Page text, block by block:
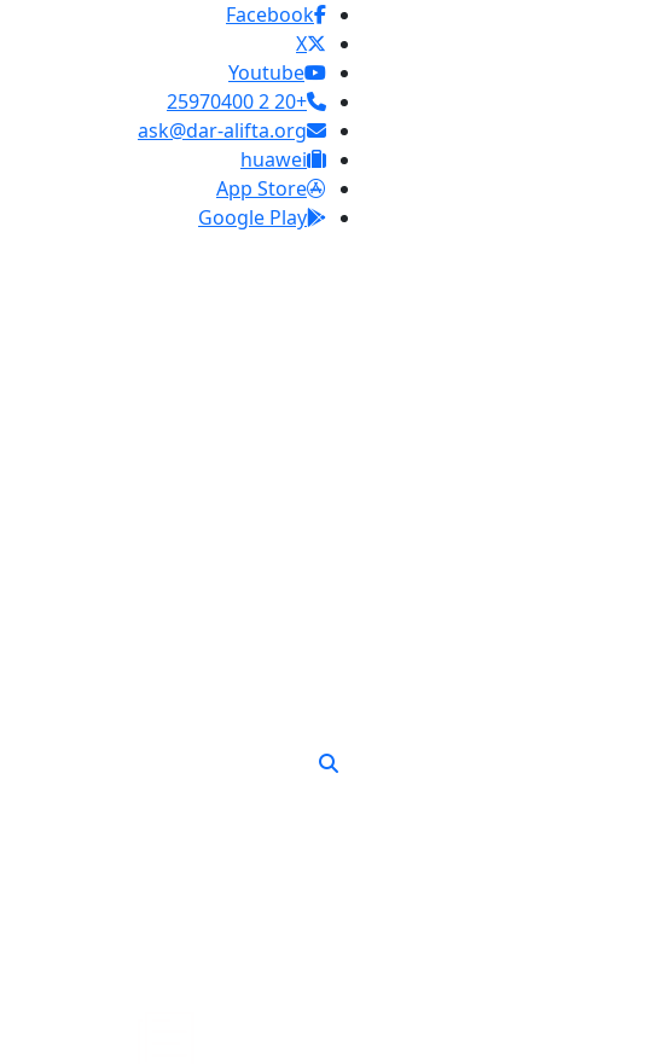
Facebook
X
Youtube
+20 2 25970400
ask@dar-alifta.org
huawei
App Store
Google Play